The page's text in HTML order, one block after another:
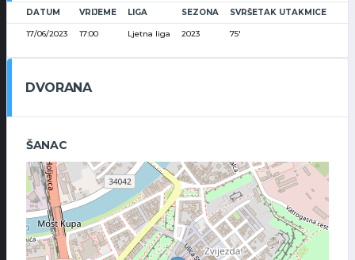
DATUM VRIJEME LIGA SEZONA SVRŠETAK UTAKMICE
17/06/2023 17:00 Ljetna liga 2023 75'
DVORANA
ŠANAC